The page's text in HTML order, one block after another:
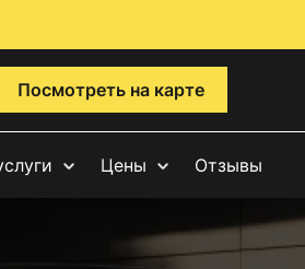
Посмотреть на карте
Цены Отзывы